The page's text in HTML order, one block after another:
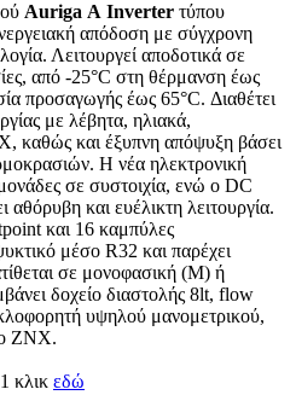
Auriga A Inverter τύπου
απόδοση με σύγχρονη
Λειτουργεί αποδοτικά σε
από -25°C στη θέρμανση έως
προσαγωγής έως 65°C. Διαθέτει
με λέβητα, ηλιακά,
καθώς και έξυπνη απόψυξη βάσει
Η νέα ηλεκτρονική
σε συστοιχία, ενώ ο DC
και ευέλικτη λειτουργία.
και 16 καμπύλες
μέσο R32 και παρέχει
σε μονοφασική (M) ή
δοχείο διαστολής 8lt, flow
υψηλού μανομετρικού,
ΖΝΧ.
κλικ εδώ